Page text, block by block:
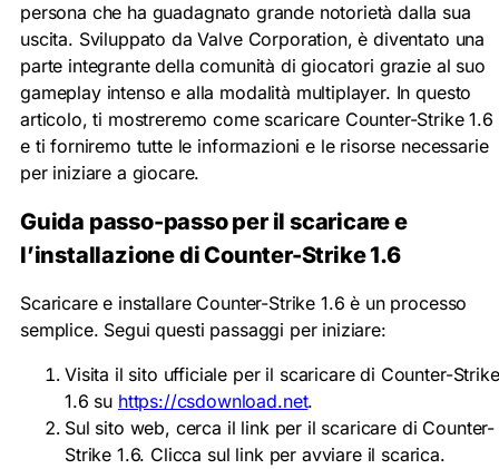
persona che ha guadagnato grande notorietà dalla sua
uscita. Sviluppato da Valve Corporation, è diventato una
parte integrante della comunità di giocatori grazie al suo
gameplay intenso e alla modalità multiplayer. In questo
articolo, ti mostreremo come scaricare Counter-Strike 1.6
e ti forniremo tutte le informazioni e le risorse necessarie
per iniziare a giocare.
Guida passo-passo per il scaricare e
l’installazione di Counter-Strike 1.6
Scaricare e installare Counter-Strike 1.6 è un processo
semplice. Segui questi passaggi per iniziare:
Visita il sito ufficiale per il scaricare di Counter-Strike
1.6 su https://csdownload.net.
Sul sito web, cerca il link per il scaricare di Counter-
Strike 1.6. Clicca sul link per avviare il scarica.